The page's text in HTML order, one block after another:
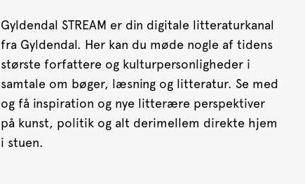
Gyldendal STREAM er din digitale litteraturkanal
fra Gyldendal. Her kan du møde nogle af tidens
største forfattere og kulturpersonligheder i
samtale om bøger, læsning og litteratur. Se med
og få inspiration og nye litterære perspektiver
på kunst, politik og alt derimellem direkte hjem
i stuen.